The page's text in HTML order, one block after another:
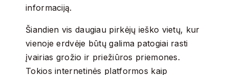
informaciją.
Šiandien vis daugiau pirkėjų ieško vietų, kur
vienoje erdvėje būtų galima patogiai rasti
įvairias grožio ir priežiūros priemones.
Tokios internetinės platformos kaip